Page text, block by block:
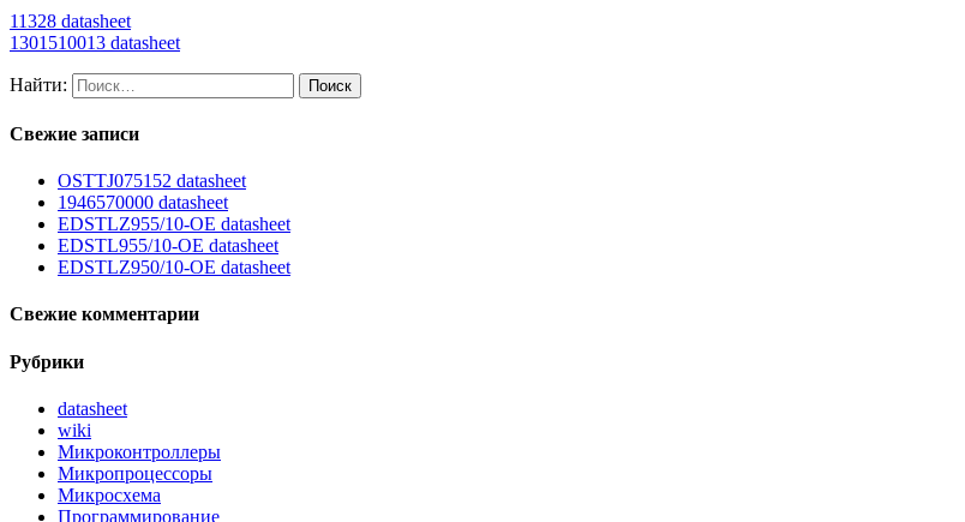
11328 datasheet
1301510013 datasheet
Найти:
Свежие записи
OSTTJ075152 datasheet
1946570000 datasheet
EDSTLZ955/10-OE datasheet
EDSTL955/10-OE datasheet
EDSTLZ950/10-OE datasheet
Свежие комментарии
Рубрики
datasheet
wiki
Микроконтроллеры
Микропроцессоры
Микросхема
Программирование